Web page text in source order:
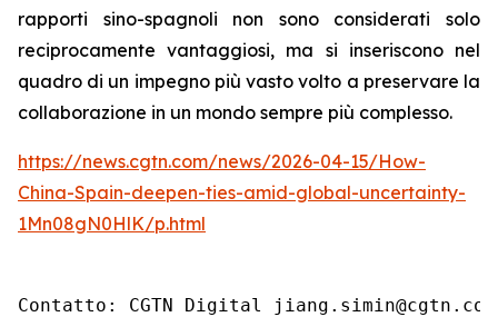
rapporti sino-spagnoli non sono considerati solo
reciprocamente vantaggiosi, ma si inseriscono nel
quadro di un impegno più vasto volto a preservare la
collaborazione in un mondo sempre più complesso.
https://news.cgtn.com/news/2026-04-15/How-
China-Spain-deepen-ties-amid-global-uncertainty-
1Mn08gN0HlK/p.html
Contatto: CGTN Digital jiang.simin@cgtn.com